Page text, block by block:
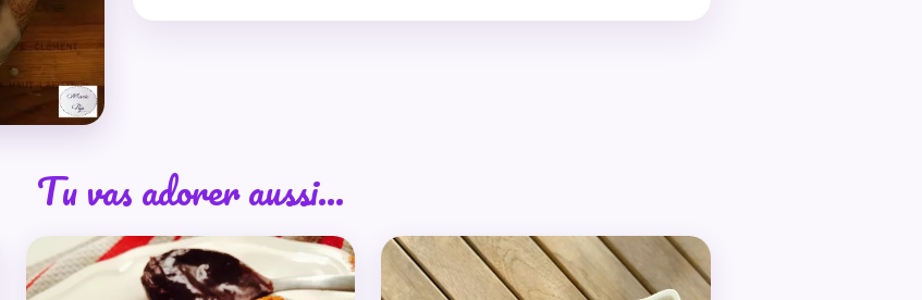
Tu vas adorer aussi…